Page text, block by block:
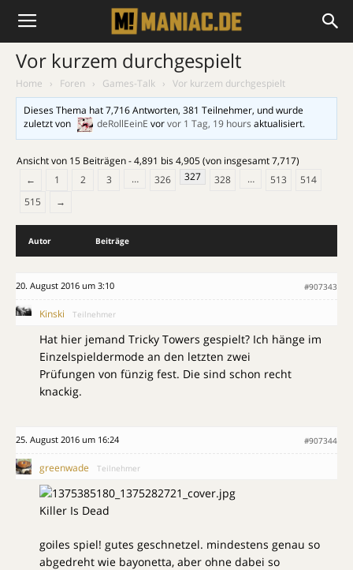
Vor kurzem durchgespielt
Home › Foren › Games-Talk › Vor kurzem durchgespielt
Dieses Thema hat 7,716 Antworten, 381 Teilnehmer, und wurde
zuletzt von
deRollEeinE vorvor 1 Tag, 19 hours aktualisiert.
Ansicht von 15 Beiträgen - 4,891 bis 4,905 (von insgesamt 7,717)
←
1 2 3 … 326 327 328 … 513
514
515
→
Autor Beiträge
20. August 2016 um 3:10 #907343
Kinski Teilnehmer
Hat hier jemand Tricky Towers gespielt? Ich hänge im
Einzelspieldermode an den letzten zwei
Prüfungen von fünzig fest. Die sind schon recht
knackig.
25. August 2016 um 16:24 #907344
greenwade Teilnehmer
Killer Is Dead
goiles spiel! gutes geschnetzel. mindestens genau so
abgedreht wie bayonetta, aber ohne dabei so